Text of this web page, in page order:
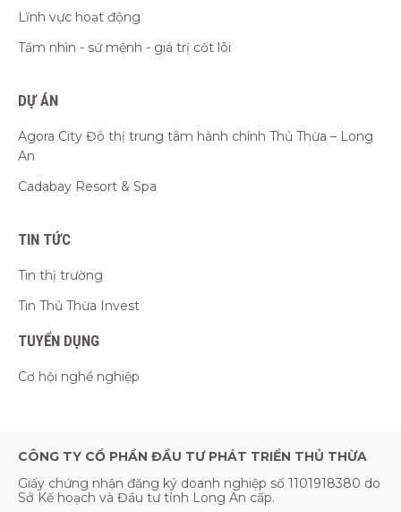
Lĩnh vực hoạt động
Tầm nhìn - sứ mệnh - giá trị cốt lõi
DỰ ÁN
Agora City Đô thị trung tâm hành chính Thủ Thừa – Long
An
Cadabay Resort & Spa
TIN TỨC
Tin thị trường
Tin Thủ Thừa Invest
TUYỂN DỤNG
Cơ hội nghề nghiệp
CÔNG TY CỔ PHẦN ĐẦU TƯ PHÁT TRIỂN THỦ THỪA
Giấy chứng nhận đăng ký doanh nghiệp số 1101918380 do
Sở Kế hoạch và Đầu tư tỉnh Long An cấp.